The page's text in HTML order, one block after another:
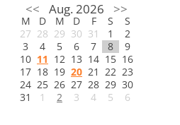
<< Aug. 2026 >>
M D M D F S
S
27 28 29 30 31 1
2
3
4 5 6 7 8
9
10 11 12 13 14 15 16
17 18 19 20 21 22 23
24 25 26 27 28 29 30
31
1 2 3 4 5 6